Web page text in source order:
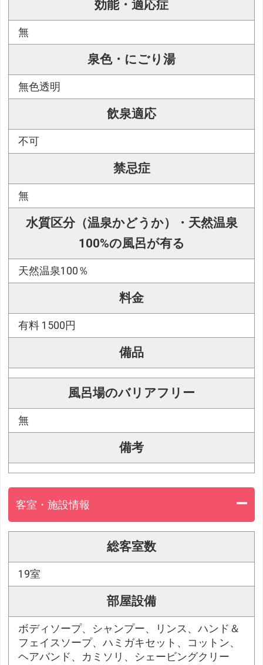
効能・適応症
無
泉色・にごり湯
無色透明
飲泉適応
不可
禁忌症
無
水質区分（温泉かどうか）・天然温泉
100%の風呂が有る
天然温泉100％
料金
有料 1500円
備品
風呂場のバリアフリー
無
備考
客室・施設情報
総客室数
19室
部屋設備
ボディソープ、シャンプー、リンス、ハンド＆
フェイスソープ、ハミガキセット、コットン、
ヘアバンド、カミソリ、シェービングクリー